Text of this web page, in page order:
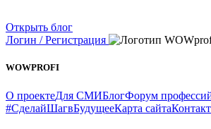
Открыть блог
Логин / Регистрация
WOWPROFI
О проектеДля СМИБлогФорум
#СделайШагвБудущееКарта сайта